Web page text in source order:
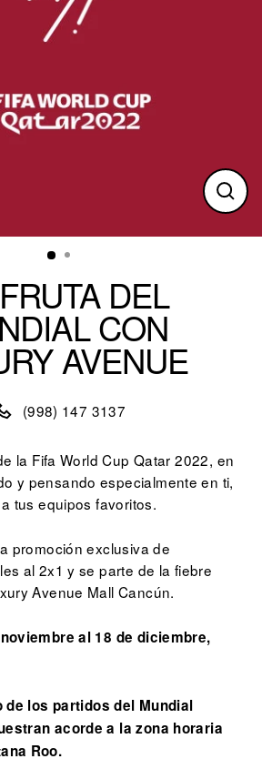
DEL
CON
AVENUE
(998) 147 3137
la Fifa World Cup Qatar 2022, en
y pensando especialmente en ti,
tus equipos favoritos.
promoción exclusiva de
al 2x1 y se parte de la fiebre
Avenue Mall Cancún.
al 18 de diciembre,
de los partidos del Mundial
acorde a la zona horaria
Roo.